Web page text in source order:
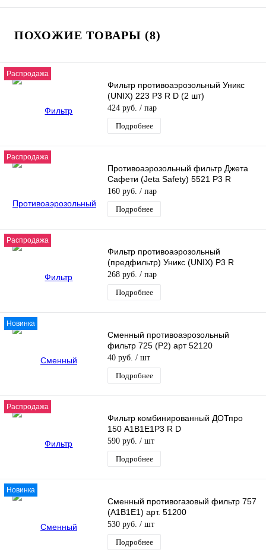
ПОХОЖИЕ ТОВАРЫ (8)
Распродажа
Фильтр противоаэрозольный Уникс
(UNIX) 223 P3 R D (2 шт)
424 руб. / пар
Подробнее
Распродажа
Противоаэрозольный фильтр Джета
Сафети (Jeta Safety) 5521 P3 R
160 руб. / пар
Подробнее
Распродажа
Фильтр противоаэрозольный
(предфильтр) Уникс (UNIX) P3 R
268 руб. / пар
Подробнее
Новинка
Сменный противоаэрозольный
фильтр 725 (Р2) арт 52120
40 руб. / шт
Подробнее
Распродажа
Фильтр комбинированный ДОТпро
150 А1В1Е1Р3 R D
590 руб. / шт
Подробнее
Новинка
Сменный противогазовый фильтр 757
(А1В1Е1) арт. 51200
530 руб. / шт
Подробнее